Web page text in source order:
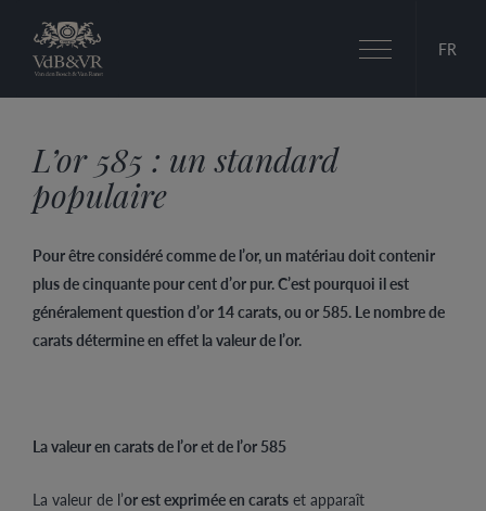
FR
Basculer
la
L’or 585 : un standard
populaire
Pour être considéré comme de l’or, un matériau doit contenir
plus de cinquante pour cent d’or pur. C’est pourquoi il est
généralement question d’or 14 carats, ou or 585. Le nombre de
carats détermine en effet la valeur de l’or.
La valeur en carats de l’or et de l’or 585
La valeur de l’or est exprimée en carats et apparaît